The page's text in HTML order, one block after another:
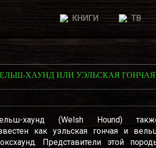
КНИГИ ТВ
ХАУНД ИЛИ УЭЛЬСКАЯ ГОНЧАЯ
хаунд (Welsh Hound)
как уэльская гончая и
Представители этой